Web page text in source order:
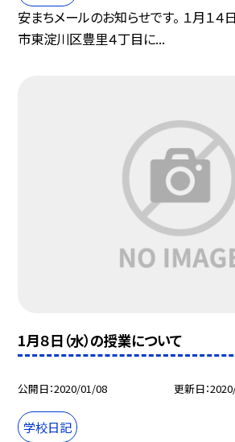
安まちメールのお知らせです。 １月１４
市東淀川区豊里４丁目に...
1月８日（水）の授業について
公開日 2020/01/08 更新日
学校日記